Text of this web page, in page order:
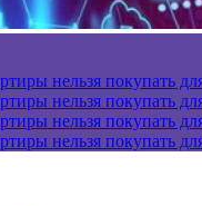
нельзя покупать
нельзя покупать
нельзя покупать
нельзя покупать